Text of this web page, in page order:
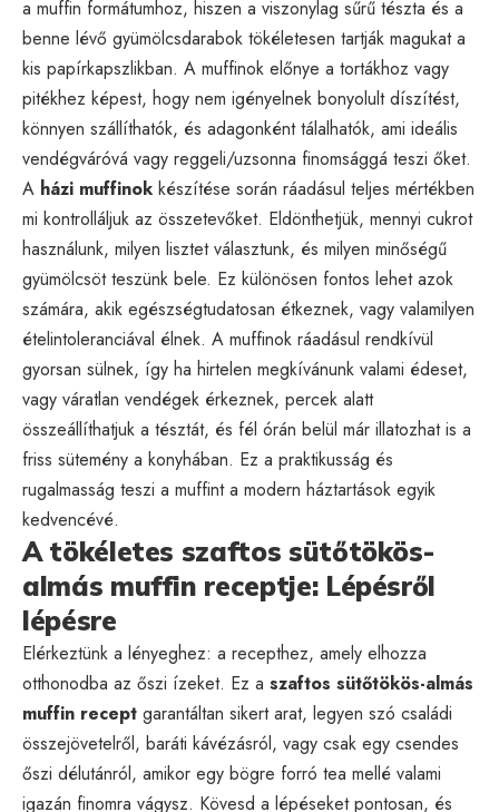
a muffin formátumhoz, hiszen a viszonylag sűrű tészta és a
benne lévő gyümölcsdarabok tökéletesen tartják magukat a
kis papírkapszlikban. A muffinok előnye a tortákhoz vagy
pitékhez képest, hogy nem igényelnek bonyolult díszítést,
könnyen szállíthatók, és adagonként tálalhatók, ami ideális
vendégváróvá vagy reggeli/uzsonna finomsággá teszi őket.
A házi muffinok készítése során ráadásul teljes mértékben
mi kontrolláljuk az összetevőket. Eldönthetjük, mennyi cukrot
használunk, milyen lisztet választunk, és milyen minőségű
gyümölcsöt teszünk bele. Ez különösen fontos lehet azok
számára, akik egészségtudatosan étkeznek, vagy valamilyen
ételintoleranciával élnek. A muffinok ráadásul rendkívül
gyorsan sülnek, így ha hirtelen megkívánunk valami édeset,
vagy váratlan vendégek érkeznek, percek alatt
összeállíthatjuk a tésztát, és fél órán belül már illatozhat is a
friss sütemény a konyhában. Ez a praktikusság és
rugalmasság teszi a muffint a modern háztartások egyik
kedvencévé.
A tökéletes szaftos sütőtökös-
almás muffin receptje: Lépésről
lépésre
Elérkeztünk a lényeghez: a recepthez, amely elhozza
otthonodba az őszi ízeket. Ez a szaftos sütőtökös-almás
muffin recept garantáltan sikert arat, legyen szó családi
összejövetelről, baráti kávézásról, vagy csak egy csendes
őszi délutánról, amikor egy bögre forró tea mellé valami
igazán finomra vágysz. Kövesd a lépéseket pontosan, és